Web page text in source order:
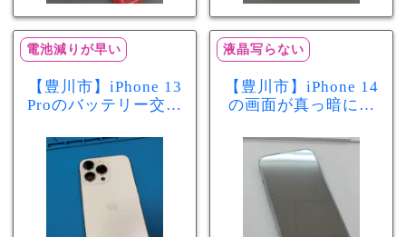
電池減りが早い
【豊川市】iPhone 13
Proのバッテリー交換
が早い症状も当日90
分で改善
液晶写らない
【豊川市】iPhone 14
の画面が真っ暗に…
修理！データそのま
まで復旧しました